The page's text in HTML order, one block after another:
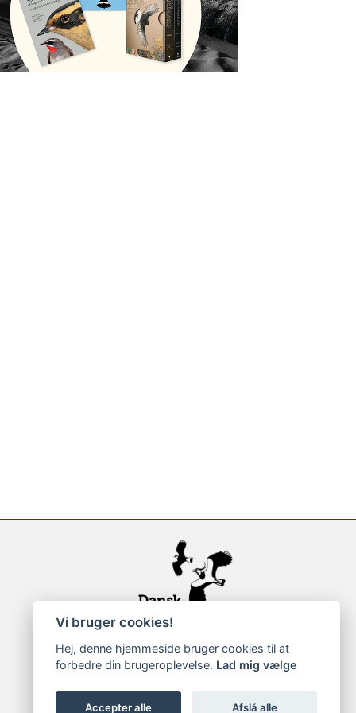
Vi bruger cookies!
Hej, denne hjemmeside bruger cookies til at
forbedre din brugeroplevelse. Lad mig vælge
Accepter alle Afslå alle